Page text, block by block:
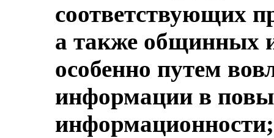
соответствующих
а также общинных
особенно путем
информации в
информационности;